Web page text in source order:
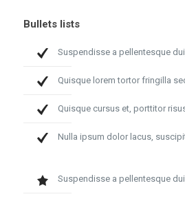
Bullets lists
Suspendisse a pellentesque
Quisque lorem tortor fringilla
Quisque cursus et, porttitor
Nulla ipsum dolor lacus,
Suspendisse a pellentesque